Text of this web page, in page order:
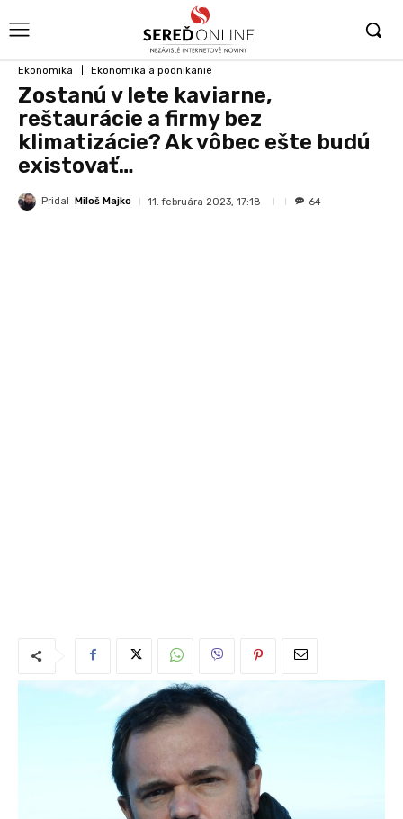
Ekonomika Ekonomika a podnikanie
Zostanú v lete kaviarne,
reštaurácie a firmy bez
klimatizácie? Ak vôbec ešte budú
existovať…
Pridal Miloš Majko 11. februára 2023, 17:18 64